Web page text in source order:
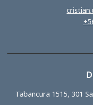
Tabancura 1515, 301